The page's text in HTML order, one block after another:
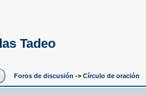
Tadeo
Foros de discusión -> Círculo de oración